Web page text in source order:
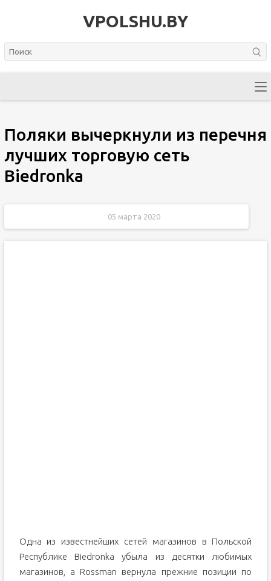
VPOLSHU.BY
Поляки вычеркнули из перечня
лучших торговую сеть
Biedronka
05 марта 2020
Одна из известнейших сетей магазинов в Польской
Республике Biedronka убыла из десятки любимых
магазинов, а Rossman вернула прежние позиции по